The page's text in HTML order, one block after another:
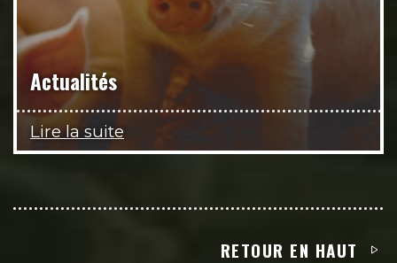
Actualités
Lire la suite
RETOUR EN HAUT